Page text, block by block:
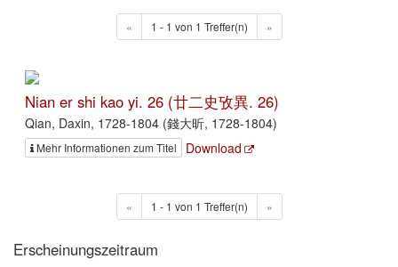
« 1 - 1 von 1 Treffer(n) »
Nian er shi kao yi. 26 (廿二史攷異. 26)
Qian, Daxin, 1728-1804 (錢大昕, 1728-1804)
Mehr Informationen zum Titel Download
« 1 - 1 von 1 Treffer(n) »
Erscheinungszeitraum